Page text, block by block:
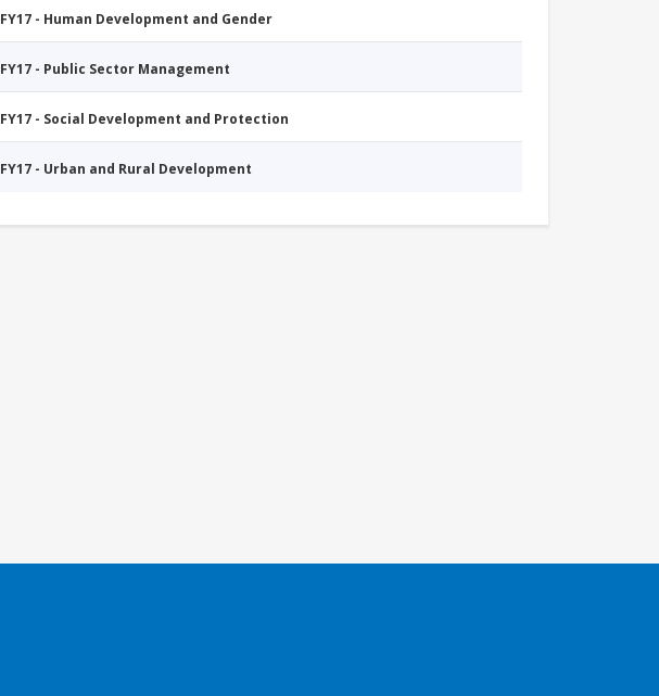
FY17 - Human Development and Gender
FY17 - Public Sector Management
FY17 - Social Development and Protection
FY17 - Urban and Rural Development